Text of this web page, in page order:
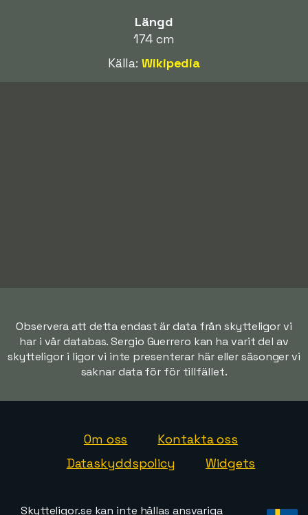
Längd
174 cm
Källa:Wikipedia
Observera att detta endast är data från skytteligor vi
har i vår databas. Sergio Guerrero kan ha varit del av
skytteligor i ligor vi inte presenterar här eller säsonger vi
saknar data för för tillfället.
Om oss
Kontakta oss
Dataskyddspolicy
Widgets
Skytteligor.se kan inte hållas ansvariga